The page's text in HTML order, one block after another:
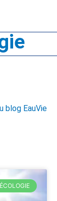
blog EauVie